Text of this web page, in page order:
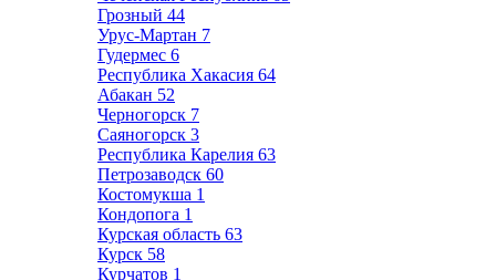
Грозный 44
Урус-Мартан 7
Гудермес 6
Республика Хакасия 64
Абакан 52
Черногорск 7
Саяногорск 3
Республика Карелия 63
Петрозаводск 60
Костомукша 1
Кондопога 1
Курская область 63
Курск 58
Курчатов 1